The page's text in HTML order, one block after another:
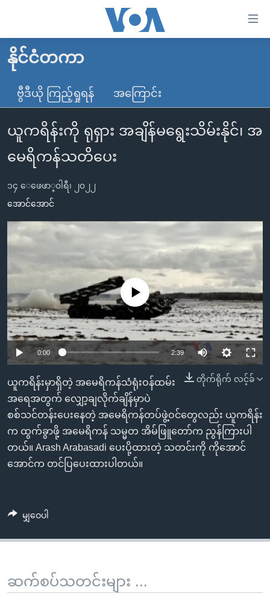
လွယ်ကူ
စေ
သည့်
များ
ပင်မ
သို့
ကျော်
ကြည့်
အ
စာမျက်နှာ
သို့
ကျော်
ကြည့်
ရှာဖွေ
ရန်
နေရာ
သို့
ကျော်
ရန်
မူလစာမျက်နှာ
မြန်မာ
ကမ္ဘာ့သတင်းများ
နိုင်ငံတကာ
အမေရိကန်
အစ္စရေး-ပါလက်စတိုင်း
ဗွီဒီယို
သတင်းလွတ်လပ်ခွင့်
ရပ်ဝန်းတခု လမ်းတခု အလွန်
အင်္ဂလိပ်စာလေ့လာမယ်
မကြေးမုံရဲ့ အင်္ဂလိပ်စာ
သုတပဒေသာ အင်္ဂလိပ်စာ
ရေဒီယို
ရေဒီယိုနှင့်ရုပ်သံ အချက်အလက်များ
ရေဒီယို/တီဗွီအစီအစဉ်
Learning English
ဗွီအိုအေ လူမှုကွန်ယက်များ
ဘာသာစကားများ
နိုင်ငံတကာ
ဗွီဒီယို ကြည့်ရှုရန် အကြောင်း
ယူကရိန်းကို ရုရှား အချိန်မရွေးသိမ်းနိုင်၊ အ
မေရိကန်သတိပေး
၁၄ ေဖေဖာ္၀ါရီ၊ ၂၀၂၂
အောင်အောင်
No media source currently available
0:00 2:39
တိုက်ရိုက် လင့်ခ်
ယူကရိန်းမှာရှိတဲ့ အမေရိကန်သံရုံးဝန်ထမ်း
အရေအတွက် လျှော့ချလိုက်ချိန်မှာပဲ
စစ်သင်တန်းပေးနေတဲ့ အမေရိကန်တပ်ဖွဲ့ဝင်တွေလည်း ယူကရိန်း
က ထွက်ခွာဖို့ အမေရိကန် သမ္မတ အိမ်ဖြူတော်က ညွန်ကြားပါ
တယ်။ Arash Arabasadi ပေးပို့ထားတဲ့ သတင်းကို ကိုအောင်
အောင်က တင်ပြပေးထားပါတယ်။
မျှဝေပါ
ဆက်စပ်သတင်းများ ...